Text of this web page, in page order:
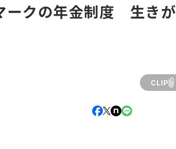
クの年金制度 生きが
CLIP